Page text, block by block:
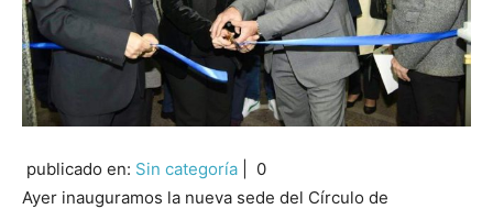
publicado en: Sin categoría
0
Ayer inauguramos la nueva sede del Círculo de